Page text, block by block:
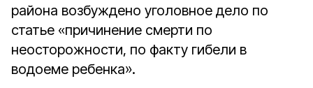
района возбуждено уголовное дело по
статье «причинение смерти по
неосторожности, по факту гибели в
водоеме ребенка».